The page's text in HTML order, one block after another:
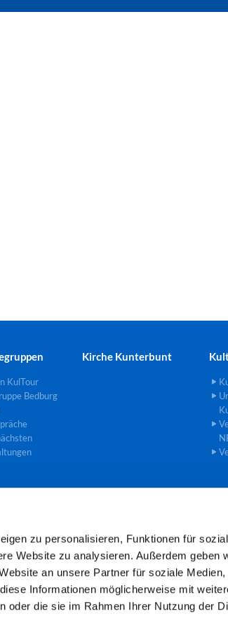
zu personalisieren, Funktionen für
Website zu analysieren. Außerdem geben
an unsere Partner für soziale Medien,
Informationen möglicherweise mit
oder die sie im Rahmen Ihrer Nutzung der
KulTour
Bedburg
Kirche Kunterbunt
Theodor-Heuss-Str. 8, 50181 Bedburg
Mo und Mi 8.00 -11.00 Uhr
Cookie-Richtlinie Impressum